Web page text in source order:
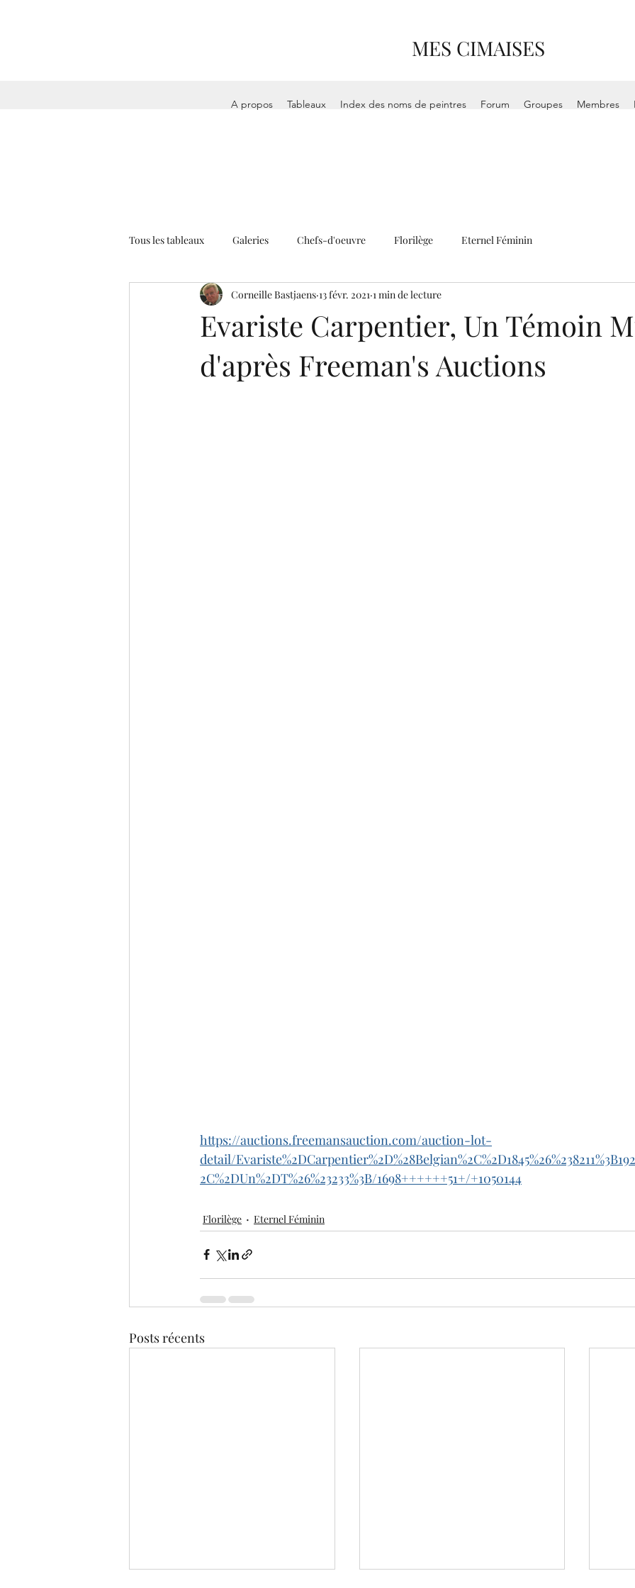
MES CIMAISES
A propos Tableaux Index des noms de peintres Forum Groupes Membres
Tous les tableaux Galeries Chefs-d'oeuvre Florilège Eternel Féminin
Evariste Carpentier, Un Témoin
d'après Freeman's Auctions
Corneille Bastjaens 13 févr. 2021 1 min de lecture
https://auctions.freemansauction.com/auction-lot-
detail/
2C%2DUn%2DT%26%23233%3B/1698++++++51+/+1050144
Florilège Eternel Féminin
Posts récents